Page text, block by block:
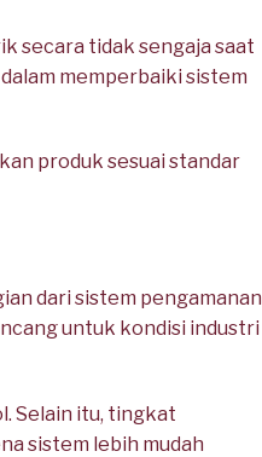
secara tidak sengaja saat
memperbaiki sistem
produk sesuai standar
dari sistem pengamanan
untuk kondisi industri
Selain itu, tingkat
sistem lebih mudah